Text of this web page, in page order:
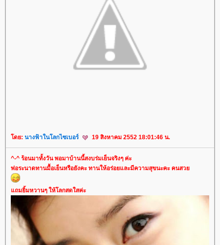
ดย: นางฟ้าในโลกไซเบอร์ 19 สิงหาคม 2552 18:01:46 น.
^-^ ร้อนมาทั้งวัน พอมาบ้านนี้สงบร่มเย็นจริงๆ ค่ะ
พ่อระนาดทานมื้อเย็นหรือยังคะ ทานให้อร่อยและมีความสุขนะคะ คนสว
ถมยิ้มหวานๆ ให้โลกสดใสค่ะ